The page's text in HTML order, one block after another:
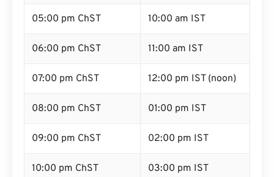
05:00 pm ChST 10:00 am IST
06:00 pm ChST 11:00 am IST
07:00 pm ChST 12:00 pm IST (noon)
08:00 pm ChST 01:00 pm IST
09:00 pm ChST 02:00 pm IST
10:00 pm ChST 03:00 pm IST